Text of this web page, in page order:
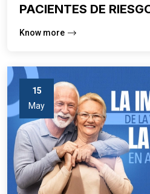
PACIENTES DE
Know more
15
May